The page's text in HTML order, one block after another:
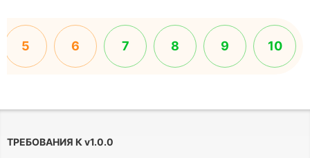
5 6 7 8 9 10
ТРЕБОВАНИЯ К v1.0.0